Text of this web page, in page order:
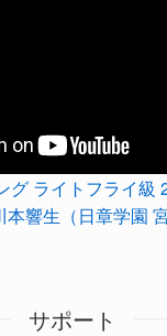
グ ライトフライ級
本響生（日章学園
サポート